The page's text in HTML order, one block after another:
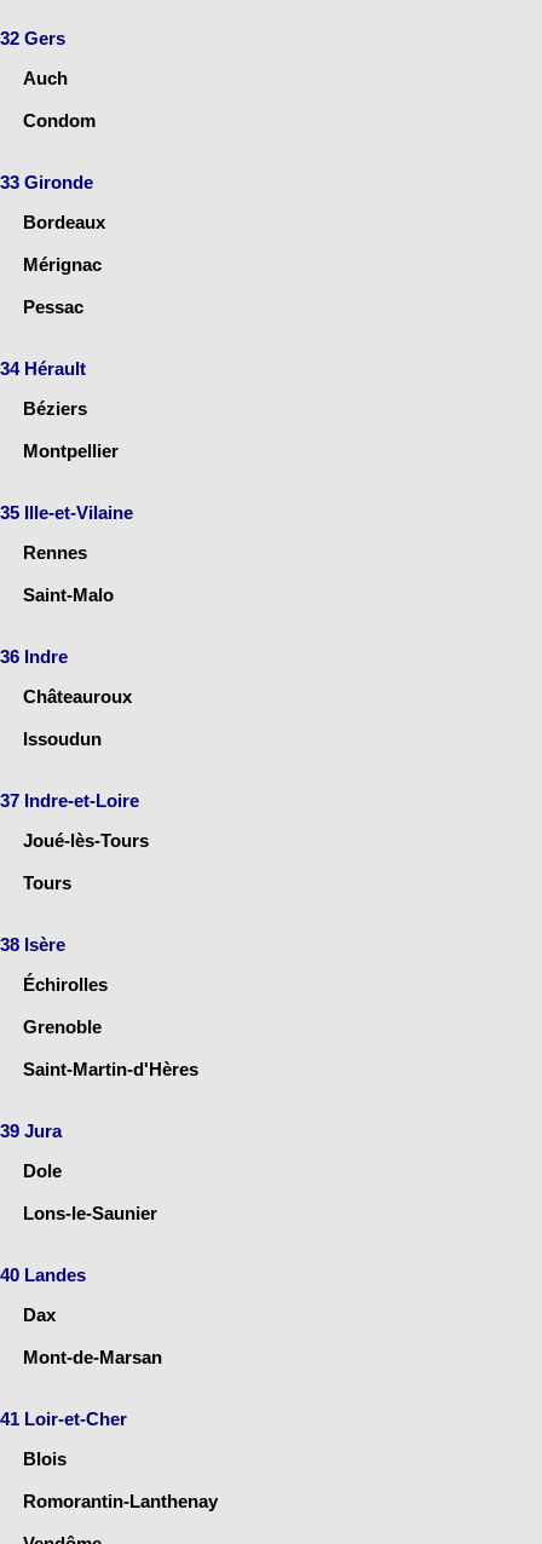
32 Gers
Auch
Condom
33 Gironde
Bordeaux
Mérignac
Pessac
34 Hérault
Béziers
Montpellier
35 Ille-et-Vilaine
Rennes
Saint-Malo
36 Indre
Châteauroux
Issoudun
37 Indre-et-Loire
Joué-lès-Tours
Tours
38 Isère
Échirolles
Grenoble
Saint-Martin-d'Hères
39 Jura
Dole
Lons-le-Saunier
40 Landes
Dax
Mont-de-Marsan
41 Loir-et-Cher
Blois
Romorantin-Lanthenay